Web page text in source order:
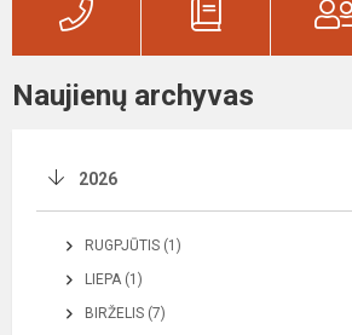
Naujienų archyvas
2026
RUGPJŪTIS (1)
LIEPA (1)
BIRŽELIS (7)